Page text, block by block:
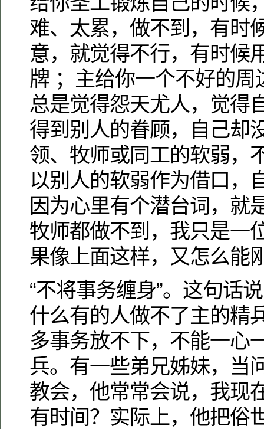
难、太累，做不到，有时
意，就觉得不行，有时候
牌 ；主给你一个不好的周
总是觉得怨天尤人，觉得
得到别人的眷顾，自己却
领、牧师或同工的软弱，
以别人的软弱作为借口，
因为心里有个潜台词，就
牧师都做不到，我只是
果像上面这样，又怎么能
“不将事务缠身”。这句话
什么有的人做不了主的精
多事务放不下，不能一心
兵。有一些弟兄姊妹，当
教会，他常常会说，我现
有时间？实际上，他把俗